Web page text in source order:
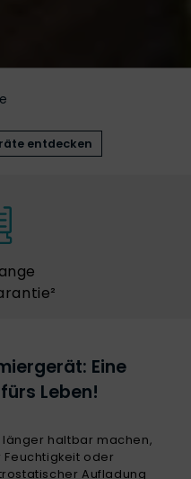
entdecken
Eine
Leben!
länger haltbar machen,
oder
Aufladung